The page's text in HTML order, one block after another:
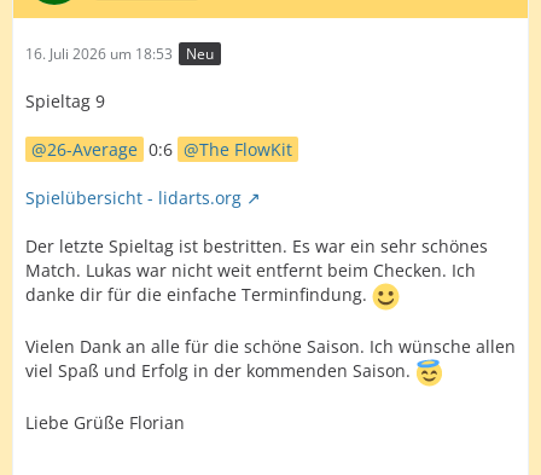
16. Juli 2026 um 18:53 Neu
Spieltag 9
26-Average 0:6 The FlowKit
Spielübersicht - lidarts.org
Der letzte Spieltag ist bestritten. Es war ein sehr schönes
Match. Lukas war nicht weit entfernt beim Checken. Ich
danke dir für die einfache Terminfindung.
Vielen Dank an alle für die schöne Saison. Ich wünsche allen
viel Spaß und Erfolg in der kommenden Saison.
Liebe Grüße Florian